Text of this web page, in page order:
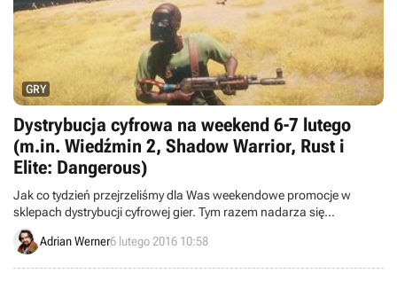
GRY
Dystrybucja cyfrowa na weekend 6-7 lutego
(m.in. Wiedźmin 2, Shadow Warrior, Rust i
Elite: Dangerous)
Jak co tydzień przejrzeliśmy dla Was weekendowe promocje w
sklepach dystrybucji cyfrowej gier. Tym razem nadarza się
sposobność, aby w atrakcyjnych cenach kupić takie produkcje jak
Rust, Shadow Warrior, Age of Mythology: Extended Edition, Don’t
Adrian Werner6 lutego 2016 10:58